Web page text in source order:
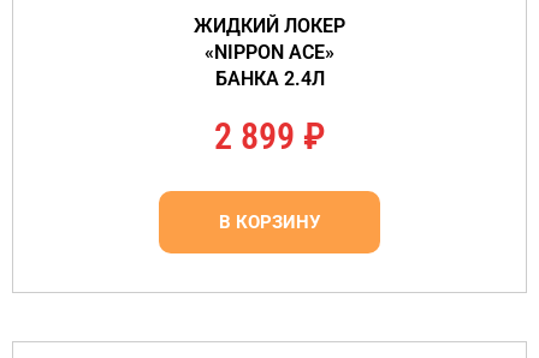
ЖИДКИЙ ЛОКЕР
«NIPPON ACE»
БАНКА 2.4Л
2 899 ₽
В КОРЗИНУ